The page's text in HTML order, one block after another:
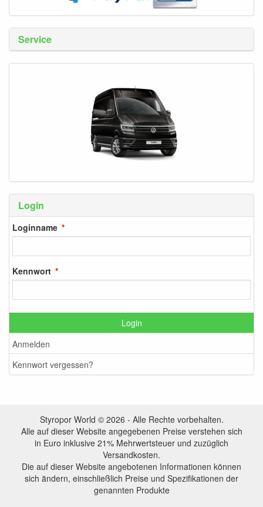
Service
Login
Loginname
Kennwort
Login
Anmelden
Kennwort vergessen?
Styropor World © 2026 - Alle Rechte vorbehalten.
Alle auf dieser Website angegebenen Preise verstehen sich
in Euro inklusive 21% Mehrwertsteuer und zuzüglich
Versandkosten.
Die auf dieser Website angebotenen Informationen können
sich ändern, einschließlich Preise und Spezifikationen der
genannten Produkte